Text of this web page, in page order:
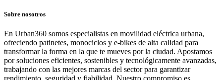
Sobre nosotros
En Urban360 somos especialistas en movilidad eléctrica urbana,
ofreciendo patinetes, monociclos y e-bikes de alta calidad para
transformar la forma en la que te mueves por la ciudad. Apostamos
por soluciones eficientes, sostenibles y tecnológicamente avanzadas,
trabajando con las mejores marcas del sector para garantizar